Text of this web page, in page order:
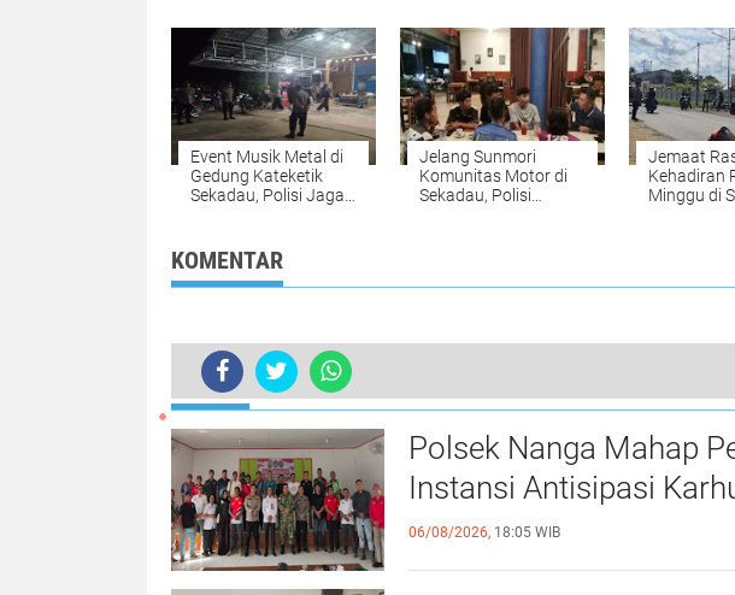
Event Musik Metal di
Gedung Kateketik
Sekadau, Polisi Jaga
Jelang Sunmori
Komunitas Motor di
Sekadau, Polisi
Jemaat
Kehadiran
Minggu di
KOMENTAR
Truk Parkir di Simpang Kantor Bupati Sekadau Ditegur
TERKINI
Polsek Nanga Mahap
Instansi Antisipasi
06/08/2026, 18:05 WIB